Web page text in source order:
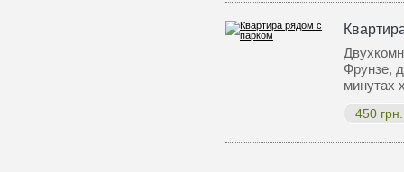
Фрунзе,
минутах
450 грн.